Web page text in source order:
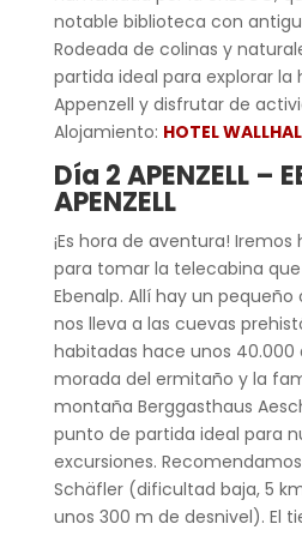
notable biblioteca con
Rodeada de colinas y
partida ideal para explorar la
Appenzell y disfrutar de
Alojamiento: HOTEL
Día 2APENZELL –
APENZELL
¡Es hora de aventura!
para tomar la telecabina
Ebenalp. Allí hay un
nos lleva a las cuevas
habitadas hace unos 40.000
morada del ermitaño y la
montaña Berggasthaus
punto de partida ideal para
excursiones.
Schäfler (dificultad baja, 5
unos 300 m de desnivel). El